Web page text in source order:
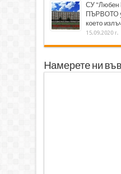
СУ "Любен
ПЪРВОТО
което
15.09.2020 г.
Намерете ни във